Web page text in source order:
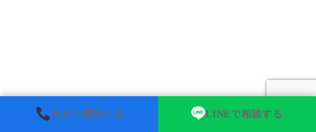
今すぐ電話する LINEで相談する